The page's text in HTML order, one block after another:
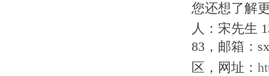
您还想了解
人：宋先生
83，邮箱：
区 ，网址：